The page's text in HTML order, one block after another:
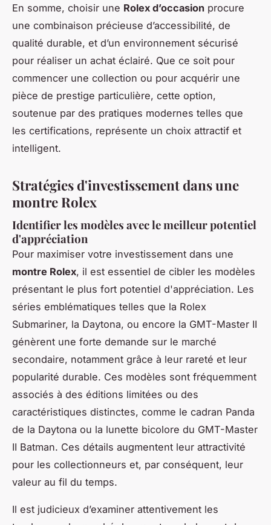
En somme, choisir une Rolex d’occasion procure
une combinaison précieuse d’accessibilité, de
qualité durable, et d’un environnement sécurisé
pour réaliser un achat éclairé. Que ce soit pour
commencer une collection ou pour acquérir une
pièce de prestige particulière, cette option,
soutenue par des pratiques modernes telles que
les certifications, représente un choix attractif et
intelligent.
Stratégies d'investissement dans une
montre Rolex
Identifier les modèles avec le meilleur potentiel
d'appréciation
Pour maximiser votre investissement dans une
montre Rolex, il est essentiel de cibler les modèles
présentant le plus fort potentiel d'appréciation. Les
séries emblématiques telles que la Rolex
Submariner, la Daytona, ou encore la GMT-Master II
génèrent une forte demande sur le marché
secondaire, notamment grâce à leur rareté et leur
popularité durable. Ces modèles sont fréquemment
associés à des éditions limitées ou des
caractéristiques distinctes, comme le cadran Panda
de la Daytona ou la lunette bicolore du GMT-Master
II Batman. Ces détails augmentent leur attractivité
pour les collectionneurs et, par conséquent, leur
valeur au fil du temps.
Il est judicieux d’examiner attentivement les